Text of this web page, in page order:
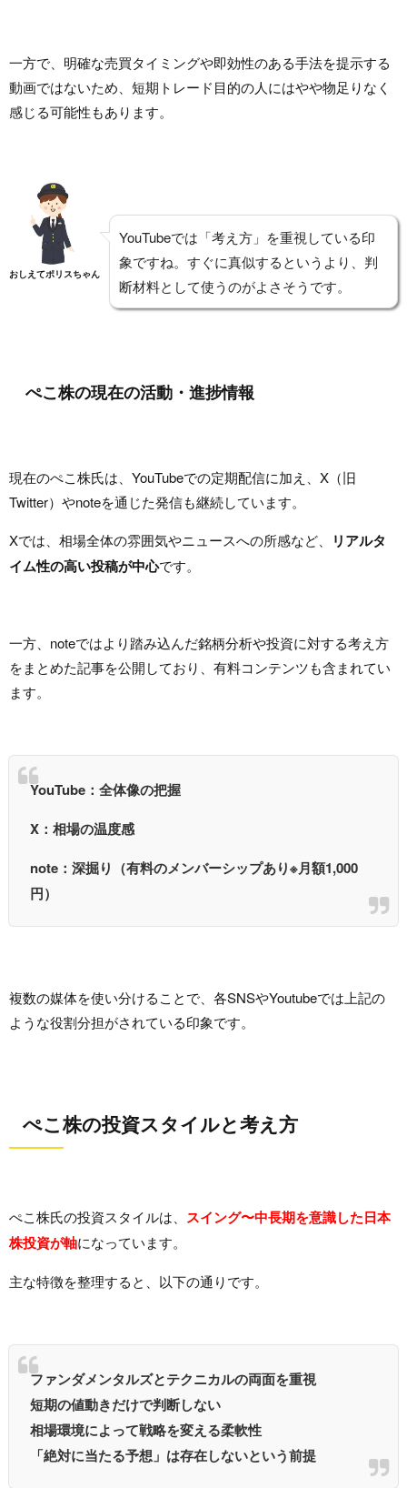
一方で、明確な売買タイミングや即効性のある手法を提示する
動画ではないため、短期トレード目的の人にはやや物足りなく
感じる可能性もあります。
おしえてポリスちゃん
YouTubeでは「考え方」を重視している印
象ですね。すぐに真似するというより、判
断材料として使うのがよさそうです。
ぺこ株の現在の活動・進捗情報
現在のぺこ株氏は、YouTubeでの定期配信に加え、X（旧
Twitter）やnoteを通じた発信も継続しています。
Xでは、相場全体の雰囲気やニュースへの所感など、
リアルタ
イム性の高い投稿が中心です。
一方、noteではより踏み込んだ銘柄分析や投資に対する考え方
をまとめた記事を公開しており、有料コンテンツも含まれてい
ます。
YouTube：全体像の把握
X：相場の温度感
note：深掘り（有料のメンバーシップあり※月額1,000
円）
複数の媒体を使い分けることで、各SNSやYoutubeでは上記の
ような役割分担がされている印象です。
ぺこ株の投資スタイルと考え方
ぺこ株氏の投資スタイルは、 スイング〜中長期を意識した日本
株投資が軸になっています。
主な特徴を整理すると、以下の通りです。
ファンダメンタルズとテクニカルの両面を重視
短期の値動きだけで判断しない
相場環境によって戦略を変える柔軟性
「絶対に当たる予想」は存在しないという前提